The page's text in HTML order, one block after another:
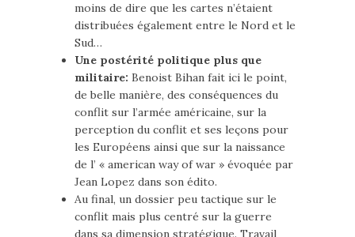
moins de dire que les cartes n’étaient
distribuées également entre le Nord et le
Sud…
Une postérité politique plus que
militaire: Benoist Bihan fait ici le point,
de belle manière, des conséquences du
conflit sur l’armée américaine, sur la
perception du conflit et ses leçons pour
les Européens ainsi que sur la naissance
de l’ « american way of war » évoquée par
Jean Lopez dans son édito.
Au final, un dossier peu tactique sur le
conflit mais plus centré sur la guerre
dans sa dimension stratégique. Travail